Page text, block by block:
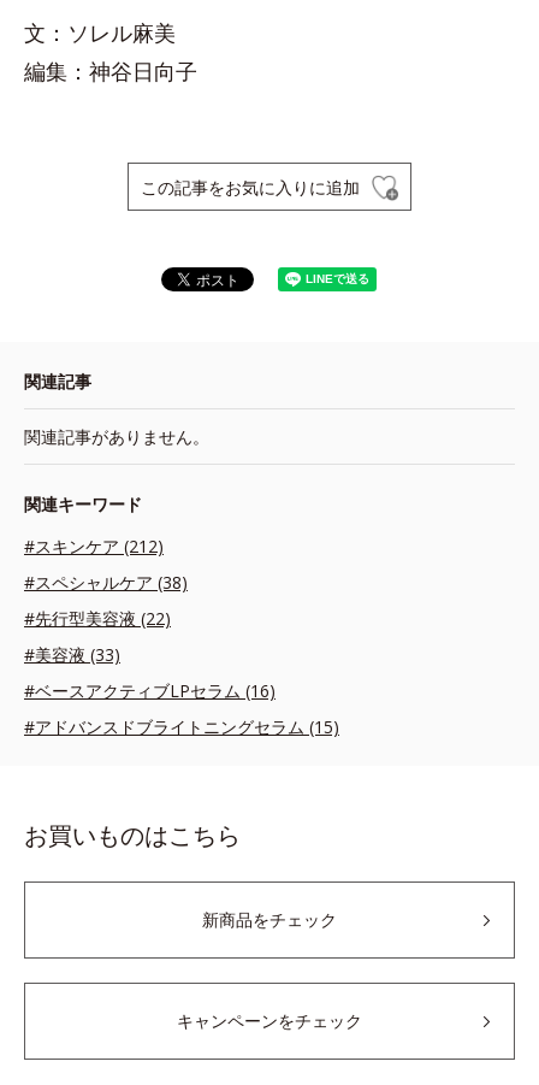
文：ソレル麻美
編集：神谷日向子
この記事をお気に入りに追加
関連記事
関連記事がありません。
関連キーワード
#スキンケア (212)
#スペシャルケア (38)
#先行型美容液 (22)
#美容液 (33)
#ベースアクティブLPセラム (16)
#アドバンスドブライトニングセラム (15)
お買いものはこちら
新商品をチェック
キャンペーンをチェック